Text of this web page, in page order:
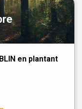
en plantant